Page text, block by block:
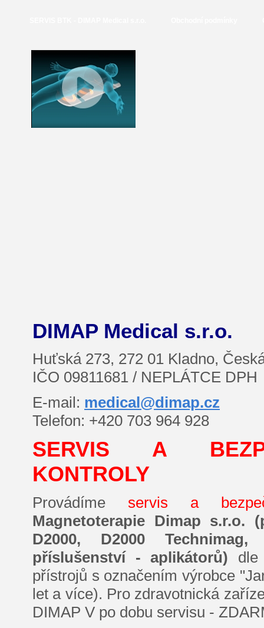
DIMAP Medical s.r.o.
Huťská 273, 272 01 Kladno,
IČO 09811681 / NEPLÁTCE DPH
E-mail: medical@dimap.cz
Telefon: +420 703 964 928
SERVIS A
KONTROLY
Provádíme servis a
Magnetoterapie Dimap s.r.o.
D2000, D2000
příslušenství - aplikátorů)
přístrojů s označením výrobce
let a více). Pro zdravotnická
DIMAP V po dobu servisu -